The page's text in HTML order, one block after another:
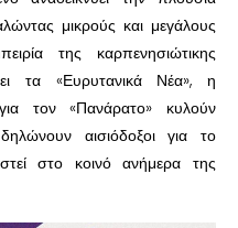
μικρούς και μεγάλους
της καρπενησιώτικης
τα «Ευρυτανικά Νέα», η
τον «Πανάρατο» κυλούν
αισιόδοξοι για το
στο κοινό ανήμερα της